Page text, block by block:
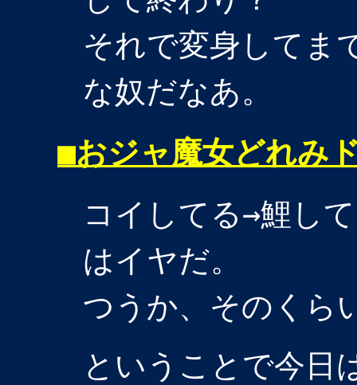
それで変身してま
な奴だなあ。
■おジャ魔女どれみ
コイしてる→鯉し
はイヤだ。
つうか、そのくら
ということで今日